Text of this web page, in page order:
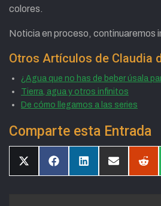
colores.
Noticia en proceso, continuaremos
Otros Artículos de Claudia
¿Agua que no has de beber úsala
Tierra, agua y otros infinitos
De cómo llegamos a las series
Comparte esta Entrada
CompartirCompartirCompartirCompartir